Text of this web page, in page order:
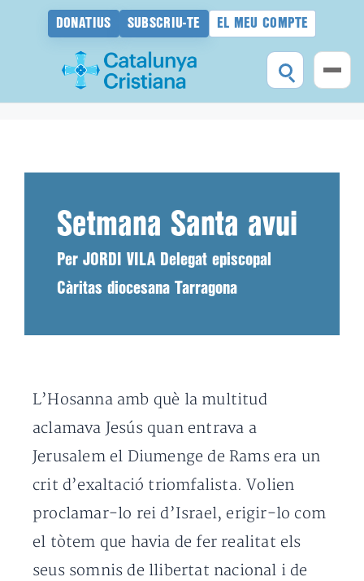
DONATIUS SUBSCRIU-TE EL MEU COMPTE
Setmana Santa avui
Per JORDI VILA Delegat episcopal
Càritas diocesana Tarragona
L’Hosanna amb què la multitud
aclamava Jesús quan entrava a
Jerusalem el Diumenge de Rams era un
crit d’exaltació triomfalista. Volien
proclamar-lo rei d’Israel, erigir-lo com
el tòtem que havia de fer realitat els
seus somnis de llibertat nacional i de